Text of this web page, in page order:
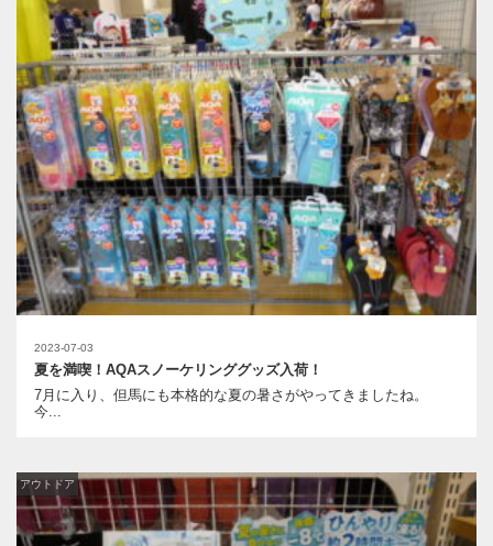
2023-07-03
夏を満喫！AQAスノーケリンググッズ入荷！
7月に入り、但馬にも本格的な夏の暑さがやってきましたね。
今...
アウトドア